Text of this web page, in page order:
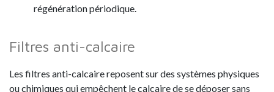
régénération périodique.
Filtres anti-calcaire
Les filtres anti-calcaire reposent sur des systèmes physiques
ou chimiques qui empêchent le calcaire de se déposer sans